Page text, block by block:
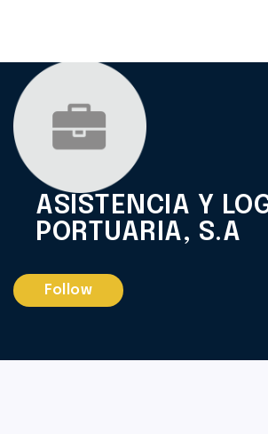
ASISTENCIA Y
PORTUARIA, S.A
Follow